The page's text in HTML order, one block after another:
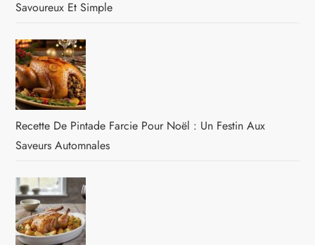
Savoureux Et Simple
Recette De Pintade Farcie Pour Noël : Un Festin Aux
Saveurs Automnales